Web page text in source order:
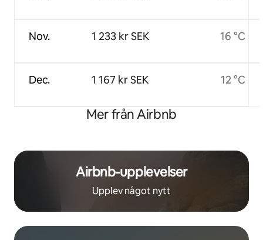
Nov.
Dec.
1 233 kr SEK
1 167 kr SEK
16 °C
12 °C
Mer från Airbnb
Airbnb-upplevelser
Upplev något nytt